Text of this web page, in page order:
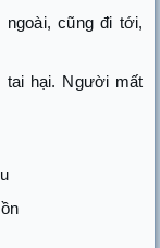
cũng đi tới,
hại. Người mất